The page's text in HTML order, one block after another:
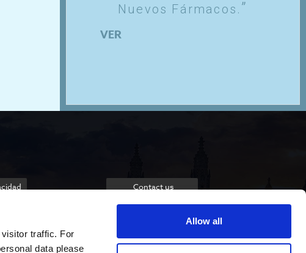
traffic. For
data please
Allow all
Nuevos Fármacos.
VER
Contact us